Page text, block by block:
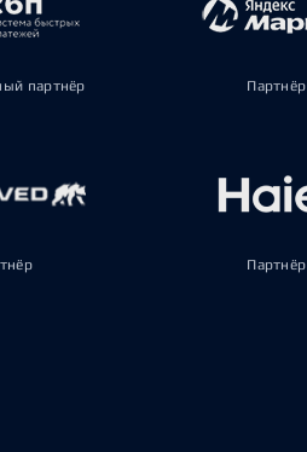
партнёр Партнёр
Партнёр